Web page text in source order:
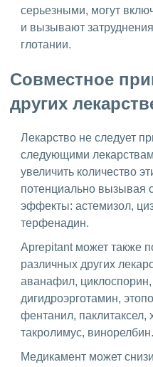
серьезными, могут
и вызывают
глотании.
Совместное
других
Лекарство не следует
следующими
увеличить количество
потенциально вызывая
эффекты: астемизол,
терфенадин.
Aprepitant может также
различных других
аванафил, циклоспорин,
дигидроэрготамин,
фентанил, паклитаксел,
такролимус, винорелбин.
Медикамент может